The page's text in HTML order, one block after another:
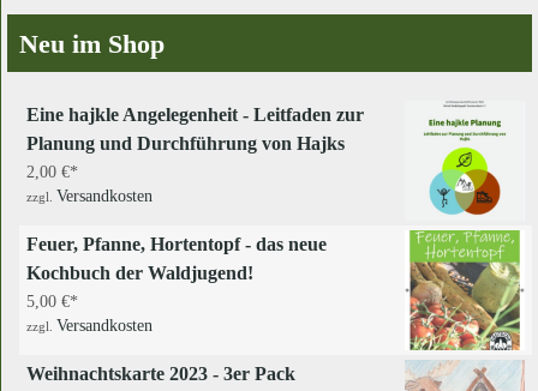
Neu im Shop
Eine hajkle Angelegenheit - Leitfaden zur
Planung und Durchführung von Hajks
2,00 €
zzgl. Versandkosten
Feuer, Pfanne, Hortentopf - das neue
Kochbuch der Waldjugend!
5,00 €
zzgl. Versandkosten
Weihnachtskarte 2023 - 3er Pack